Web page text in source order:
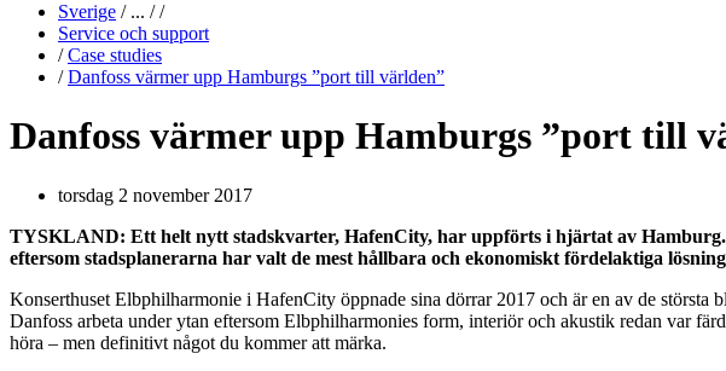
Sverige /... / /
Service och support
/ Case studies
/ Danfoss värmer upp Hamburgs ”port till världen”
Danfoss värmer upp Hamburgs ”port till
torsdag 2 november 2017
TYSKLAND: Ett helt nytt stadskvarter, HafenCity, har uppförts i hjärtat av
eftersom stadsplanerarna har valt de mest hållbara och ekonomiskt fördelaktiga
Konserthuset Elbphilharmonie i HafenCity öppnade sina dörrar 2017 och är en av de
Danfoss arbeta under ytan eftersom Elbphilharmonies form, interiör och akustik redan var
höra – men definitivt något du kommer att märka.